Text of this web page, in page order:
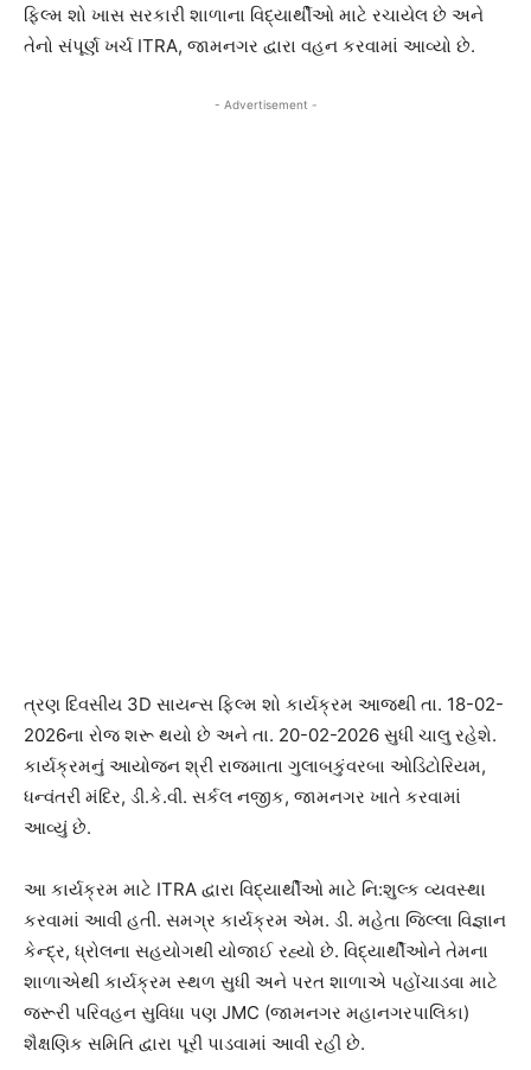
ફિલ્મ શો ખાસ સરકારી શાળાના વિદ્યાર્થીઓ માટે રચાયેલ છે અને
તેનો સંપૂર્ણ ખર્ચ ITRA, જામનગર દ્વારા વહન કરવામાં આવ્યો છે.
- Advertisement -
ત્રણ દિવસીય 3D સાયન્સ ફિલ્મ શો કાર્યક્રમ આજથી તા. 18-02-
2026ના રોજ શરૂ થયો છે અને તા. 20-02-2026 સુધી ચાલુ રહેશે.
કાર્યક્રમનું આયોજન શ્રી રાજમાતા ગુલાબકુંવરબા ઓડિટોરિયમ,
ધન્વંતરી મંદિર, ડી.કે.વી. સર્કલ નજીક, જામનગર ખાતે કરવામાં
આવ્યું છે.
આ કાર્યક્રમ માટે ITRA દ્વારા વિદ્યાર્થીઓ માટે નિ:શુલ્ક વ્યવસ્થા
કરવામાં આવી હતી. સમગ્ર કાર્યક્રમ એમ. ડી. મહેતા જિલ્લા વિજ્ઞાન
કેન્દ્ર, ધ્રોલના સહયોગથી યોજાઈ રહ્યો છે. વિદ્યાર્થીઓને તેમના
શાળાએથી કાર્યક્રમ સ્થળ સુધી અને પરત શાળાએ પહોંચાડવા માટે
જરૂરી પરિવહન સુવિધા પણ JMC (જામનગર મહાનગરપાલિકા)
શૈક્ષણિક સમિતિ દ્વારા પૂરી પાડવામાં આવી રહી છે.